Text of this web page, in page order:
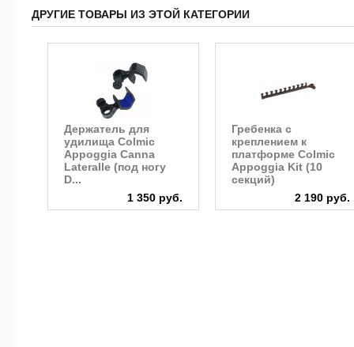
ДРУГИЕ ТОВАРЫ ИЗ ЭТОЙ КАТЕГОРИИ
Держатель для
удилища Colmic
Appoggia Canna
Lateralle (под ногу
D...
1 350 руб.
Гребенка с
креплением к
платформе Colmic
Appoggia Kit (10
секций)
2 190 руб.